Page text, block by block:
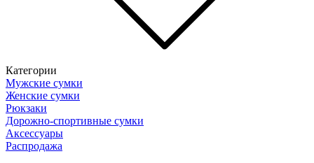
Категории
Мужские сумки
Женские сумки
Рюкзаки
Дорожно-спортивные сумки
Аксессуары
Распродажа